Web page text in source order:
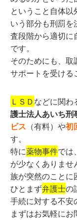
ということ自体
いう部分も刑罰
査段階から適切に
です。
そのためにも、
サポートを受ける
ＬＳＤなどに関わ
護士法人あいち
ビス （有料）や初
す。
特に薬物事件では
が少なくありま
族が突然のことに
ひとまず弁護士の
手続に対する不安
まずはお気軽にお